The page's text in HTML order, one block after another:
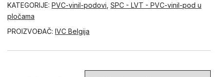
KATEGORIJE: PVC-vinil-podovi SPC - LVT - PVC-vinil-pod u
pločama
PROIZVOĐAČ: IVC Belgija